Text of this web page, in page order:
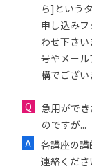
ら]という
申し込み
わせ下さ
号やメー
構でござい
急用がで
のですが...
各講座の
連絡くだ